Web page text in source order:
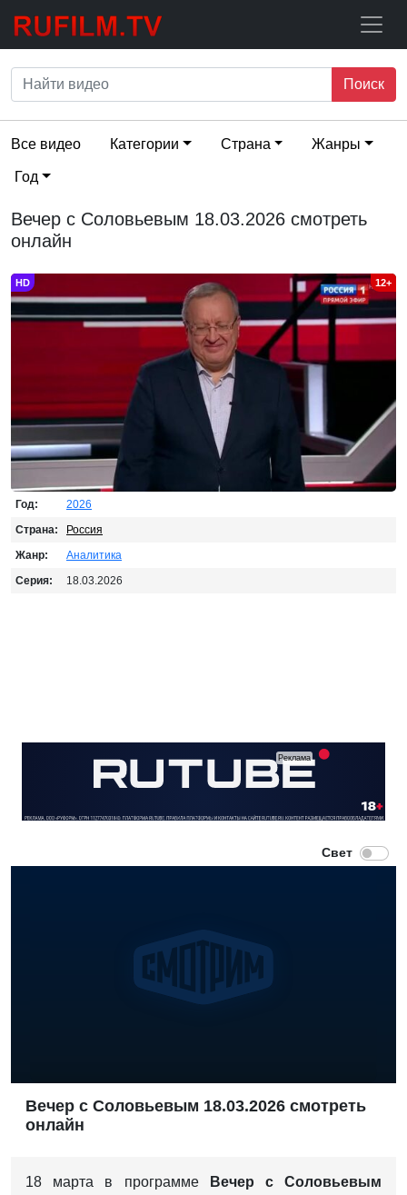
Поиск
Все видео Категории Страна Жанры
Год
Вечер с Соловьевым 18.03.2026 смотреть
онлайн
HD 12+
Год:
2026
Страна:
Россия
Жанр:
Аналитика
Серия:
18.03.2026
Вечер с Соловьевым 18.03.2026 смотреть
онлайн
18 марта в программе
Вечер с Соловьевым